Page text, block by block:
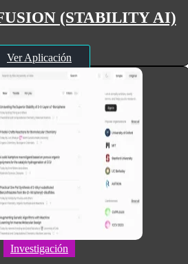
(STABILITY AI)
Ver Aplicación
Investigación